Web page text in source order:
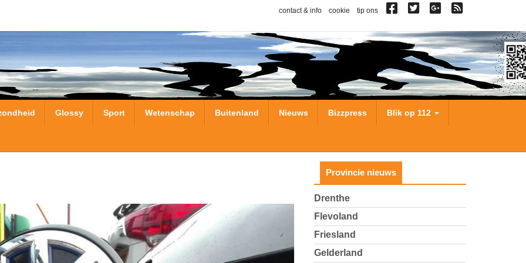
contact & info cookie tip ons
Glossy Sport Wetenschap Buitenland Nieuws Bizzpress Blik op 112
Provincie nieuws
Drenthe
Flevoland
Friesland
Gelderland